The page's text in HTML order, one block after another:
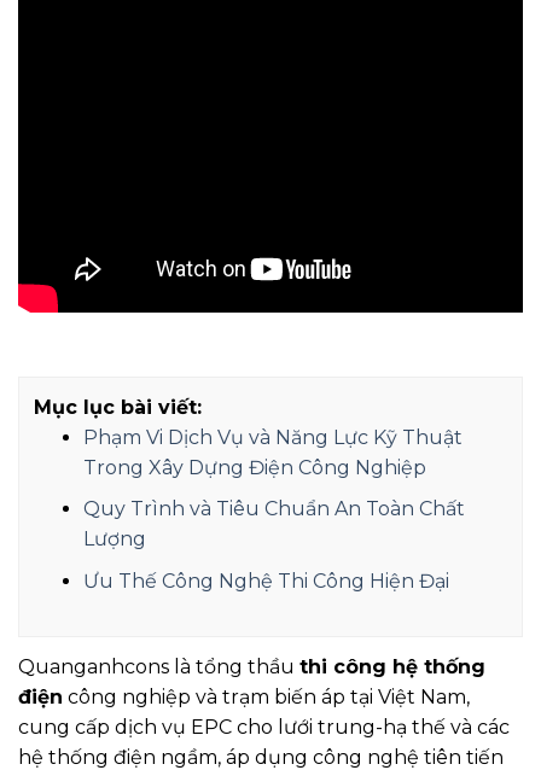
Mục lục bài viết:
Phạm Vi Dịch Vụ và Năng Lực Kỹ Thuật
Trong Xây Dựng Điện Công Nghiệp
Quy Trình và Tiêu Chuẩn An Toàn Chất
Lượng
Ưu Thế Công Nghệ Thi Công Hiện Đại
Quanganhcons là tổng thầu thi công hệ thống
điện công nghiệp và trạm biến áp tại Việt Nam,
cung cấp dịch vụ EPC cho lưới trung-hạ thế và các
hệ thống điện ngầm, áp dụng công nghệ tiên tiến